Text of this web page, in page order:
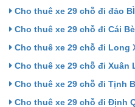
Cho thuê xe 29 chỗ đi đảo
Cho thuê xe 29 chỗ đi Cái
Cho thuê xe 29 chỗ đi Long
Cho thuê xe 29 chỗ đi Xuân
Cho thuê xe 29 chỗ đi Tịnh
Cho thuê xe 29 chỗ đi Định